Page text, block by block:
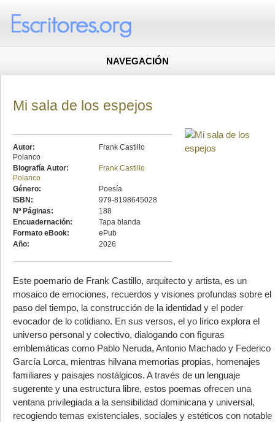
NAVEGACIÓN
Mi sala de los espejos
Autor:
Frank Castillo
Polanco
Biografía Autor:
Frank Castillo
Polanco
Género:
Poesía
ISBN:
979-8198645028
Nº Páginas:
188
Encuadernación:
Tapa blanda
Formato eBook:
ePub
Año:
2026
Este poemario de Frank Castillo, arquitecto y artista, es un
mosaico de emociones, recuerdos y visiones profundas sobre el
paso del tiempo, la construcción de la identidad y el poder
evocador de lo cotidiano. En sus versos, el yo lírico explora el
universo personal y colectivo, dialogando con ﬁguras
emblemáticas como Pablo Neruda, Antonio Machado y Federico
García Lorca, mientras hilvana memorias propias, homenajes
familiares y paisajes nostálgicos. A través de un lenguaje
sugerente y una estructura libre, estos poemas ofrecen una
ventana privilegiada a la sensibilidad dominicana y universal,
recogiendo temas existenciales, sociales y estéticos con notable